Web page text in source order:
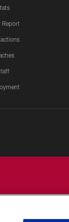
Report